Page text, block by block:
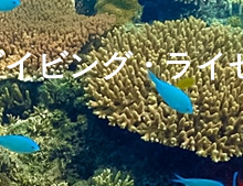
ビング・ライ